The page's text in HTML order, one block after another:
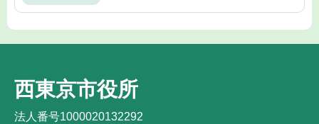
西東京市役所
法人番号1000020132292